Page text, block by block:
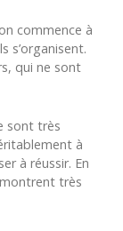
commence à
s’organisent.
qui ne sont
sont très
à
à réussir. En
très